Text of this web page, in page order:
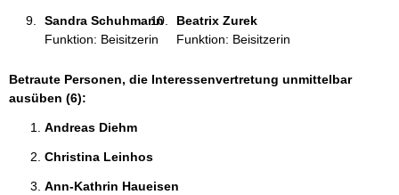
Sandra Schuhmann
Funktion: Beisitzerin
Beatrix Zurek
Funktion: Beisitzerin
Betraute Personen, die Interessenvertretung unmittelbar
ausüben (6):
Andreas Diehm
Christina Leinhos
Ann-Kathrin Haueisen